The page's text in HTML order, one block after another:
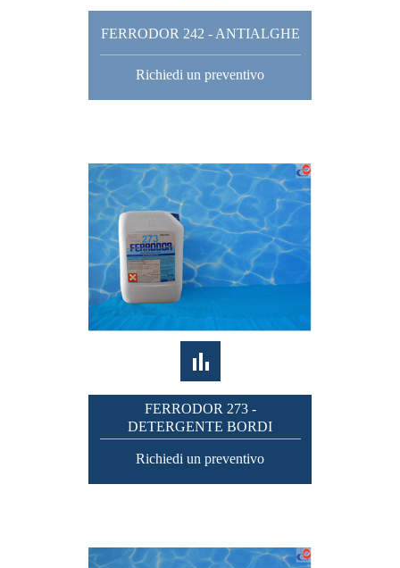
FERRODOR 242 - ANTIALGHE
Richiedi un preventivo
FERRODOR 273 -
DETERGENTE BORDI
Richiedi un preventivo